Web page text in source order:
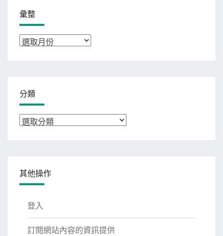
彙整
彙
分類
分
其他操作
登入
訂閱網站內容的資訊提供